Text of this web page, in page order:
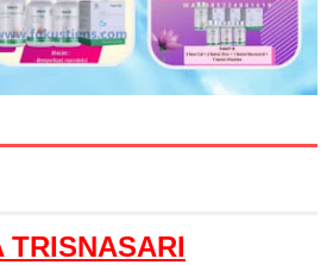
TRISNASARI